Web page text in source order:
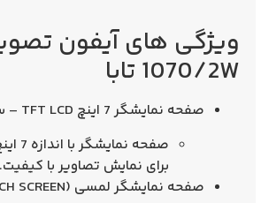
ویژگی های آیفون
1070/2W تابا
صفحه نمایشگر 7 اینچ TFT LCD – سیستم پال
صفحه
برای نمایش تصاویر با کیفیت.
صفحه نمایشگر لمسی (TOUCH SCREEN)